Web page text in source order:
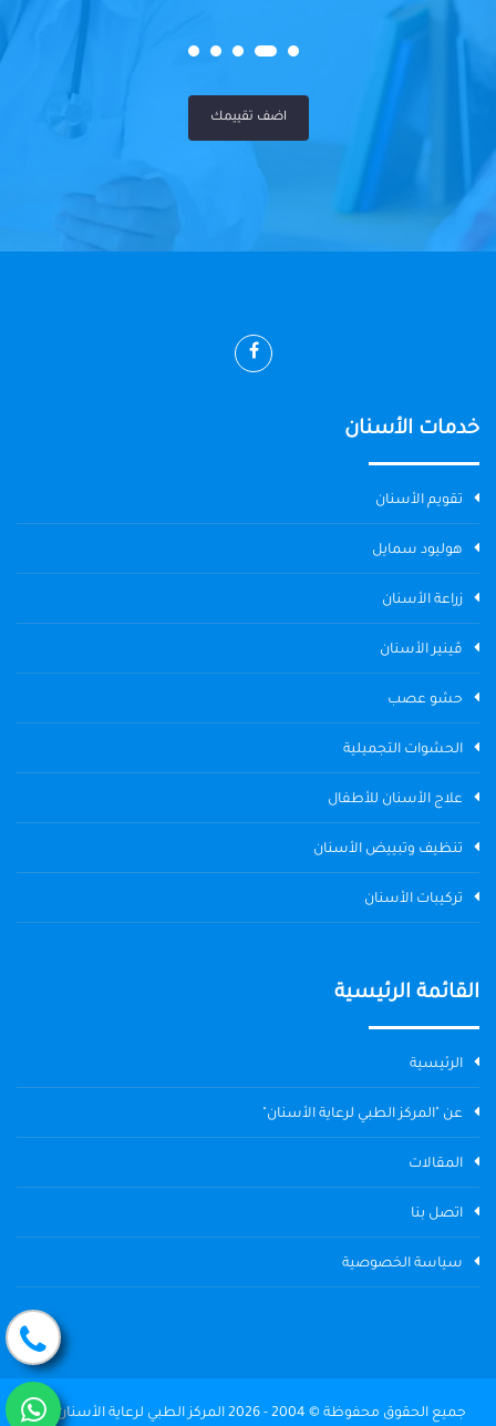
اضف تقييمك
خدمات الأسنان
تقويم الأسنان
هوليود سمايل
زراعة الأسنان
ڤينير الأسنان
حشو عصب
الحشوات التجميلية
علاج الأسنان للأطفال
تنظيف وتبييض الأسنان
تركيبات الأسنان
القائمة الرئيسية
الرئيسية
عن "المركز الطبي لرعاية الأسنان"
المقالات
اتصل بنا
سياسة الخصوصية
جميع الحقوق محفوظة © 2004 - 2026 المركز الطبي لرعاية الأسنان The